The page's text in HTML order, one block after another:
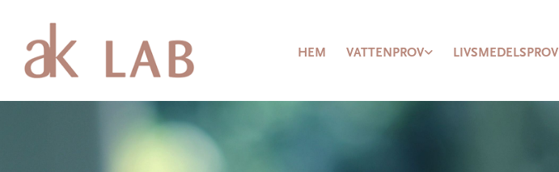
HEM VATTENPROV LIVSMEDELSPROV